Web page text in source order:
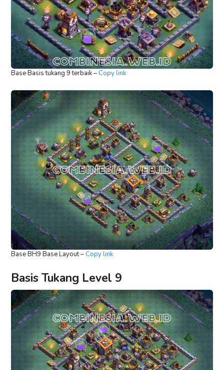
Base Basis tukang 9 terbaik – Copy link
Base BH9 Base Layout – Copy link
Basis Tukang Level 9